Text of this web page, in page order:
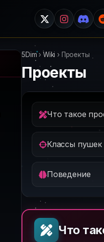
5Dim › Wiki › Проекты
Проекты
Классы пушек
Поведение
Что